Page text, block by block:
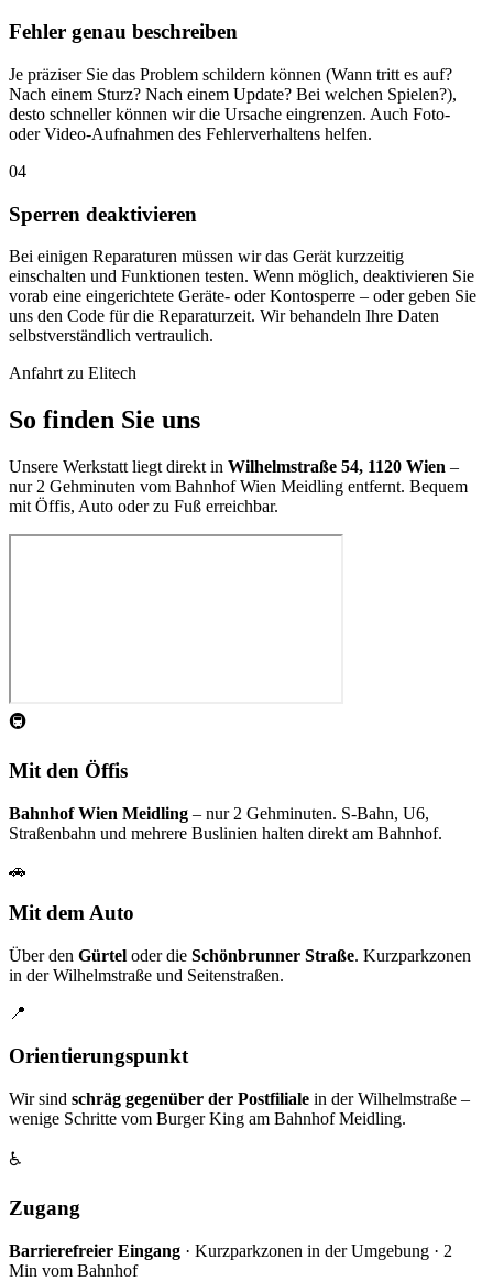
Fehler genau beschreiben
Je präziser Sie das Problem schildern können (Wann tritt es auf?
Nach einem Sturz? Nach einem Update? Bei welchen Spielen?),
desto schneller können wir die Ursache eingrenzen. Auch Foto-
oder Video-Aufnahmen des Fehlerverhaltens helfen.
04
Sperren deaktivieren
Bei einigen Reparaturen müssen wir das Gerät kurzzeitig
einschalten und Funktionen testen. Wenn möglich, deaktivieren Sie
vorab eine eingerichtete Geräte- oder Kontosperre – oder geben Sie
uns den Code für die Reparaturzeit. Wir behandeln Ihre Daten
selbstverständlich vertraulich.
Anfahrt zu Elitech
So finden Sie uns
Unsere Werkstatt liegt direkt in Wilhelmstraße 54, 1120 Wien –
nur 2 Gehminuten vom Bahnhof Wien Meidling entfernt. Bequem
mit Öffis, Auto oder zu Fuß erreichbar.
🚇
Mit den Öffis
Bahnhof Wien Meidling – nur 2 Gehminuten. S-Bahn, U6,
Straßenbahn und mehrere Buslinien halten direkt am Bahnhof.
🚗
Mit dem Auto
Über den Gürtel oder die Schönbrunner Straße. Kurzparkzonen
in der Wilhelmstraße und Seitenstraßen.
📍
Orientierungspunkt
Wir sind schräg gegenüber der Postfiliale in der Wilhelmstraße –
wenige Schritte vom Burger King am Bahnhof Meidling.
♿
Zugang
Barrierefreier Eingang · Kurzparkzonen in der Umgebung · 2
Min vom Bahnhof